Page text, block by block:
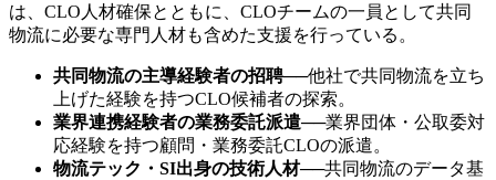
は、CLO人材確保とともに、CLOチームの一員として共同
物流に必要な専門人材も含めた支援を行っている。
共同物流の主導経験者の招聘──他社で共同物流を立ち
上げた経験を持つCLO候補者の探索。
業界連携経験者の業務委託派遣──業界団体・公取委対
応経験を持つ顧問・業務委託CLOの派遣。
物流テック・SI出身の技術人材──共同物流のデータ基